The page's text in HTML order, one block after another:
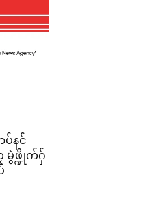
နင်
မွဲဖ္ဍိုက်ဂှ်